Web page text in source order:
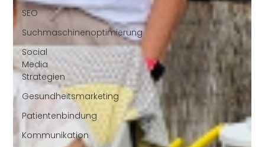
SEO
Suchmaschinenoptimierung
Social
Media
Strategien
Gesundheitsmarketing
Patientenbindung
Kommunikation